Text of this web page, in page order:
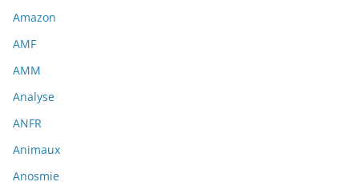
Amazon
AMF
AMM
Analyse
ANFR
Animaux
Anosmie